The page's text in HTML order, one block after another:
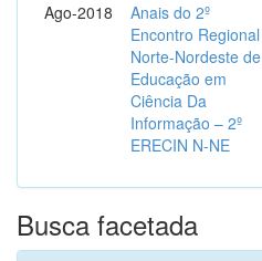
Ago-2018
Anais do 2º
Encontro Regional
Norte-Nordeste de
Educação em
Ciência Da
Informação – 2º
ERECIN N-NE
Busca facetada